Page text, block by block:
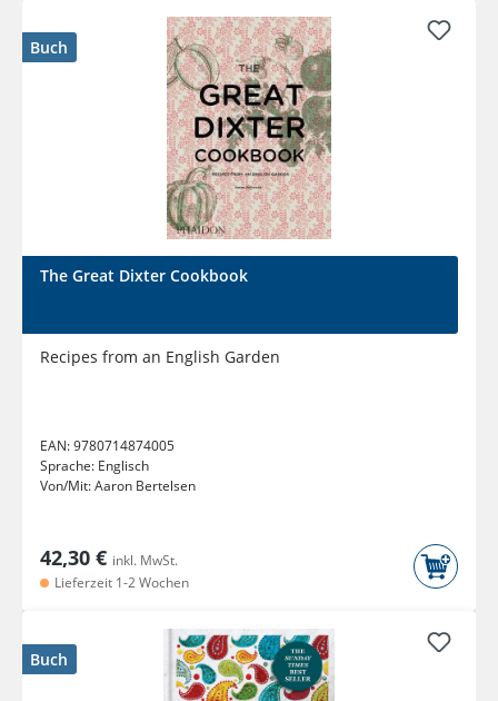
Buch
The Great Dixter Cookbook
Recipes from an English Garden
EAN:9780714874005
Sprache: Englisch
Von/Mit:Aaron Bertelsen
42,30 € inkl. MwSt.
Lieferzeit 1-2 Wochen
Buch